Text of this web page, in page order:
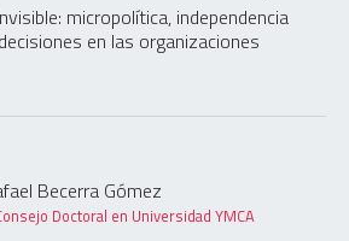
micropolítica, independencia
en las organizaciones
Becerra Gómez
Doctoral en Universidad YMCA